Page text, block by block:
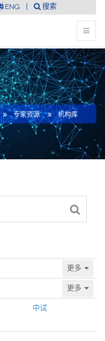
搜索
ENG
专家资源 机构库
更多
更多
中试